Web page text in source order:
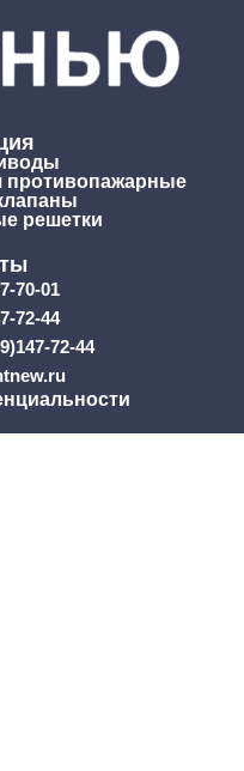
противопажарные
решетки
70-01
72-44
72-44